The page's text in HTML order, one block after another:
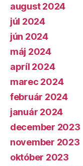
august 2024
júl 2024
jún 2024
máj 2024
apríl 2024
marec 2024
február 2024
január 2024
december 2023
november 2023
október 2023